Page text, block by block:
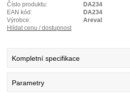
Číslo produktu:
DA234
EAN kód:
DA234
Výrobce:
Areval
Hlídat cenu / dostupnost
Kompletní specifikace
Parametry